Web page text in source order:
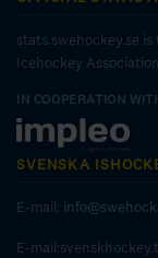
stats.swehockey.se
Icehockey
IN COOPERATION
SVENSKA
E-mail:
E-